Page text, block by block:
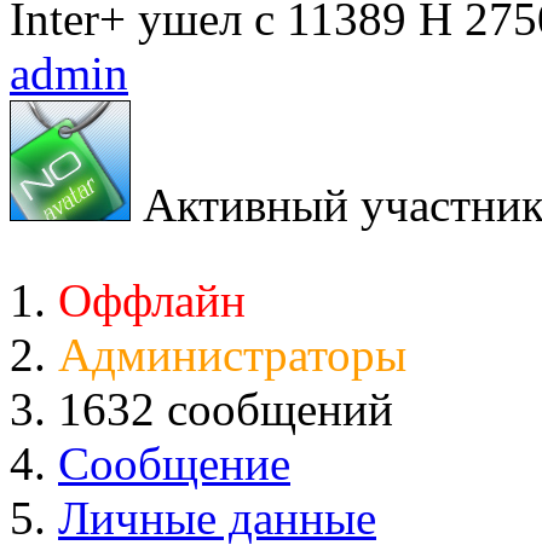
Inter+ ушел с 11389 H
admin
Активный
Оффлайн
Администраторы
1632 сообщений
Сообщение
Личные данные